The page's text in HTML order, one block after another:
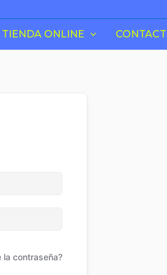
TIENDA ONLINE
la contraseña?